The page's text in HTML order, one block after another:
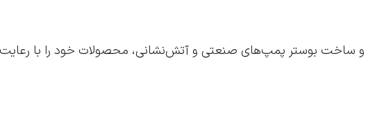
بوستر پمپ‌های صنعتی و آتش‌نشانی، محصولات خود را با رعایت